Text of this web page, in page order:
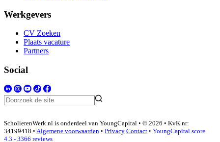
Werkgevers
CV Zoeken
Plaats vacature
Partners
Social
ScholierenWerk.nl is onderdeel van YoungCapital • © 2026 • KvK nr:
34199418 • Algemene voorwaarden • Privacy Contact • YoungCapital score
4.3 - 3366 reviews